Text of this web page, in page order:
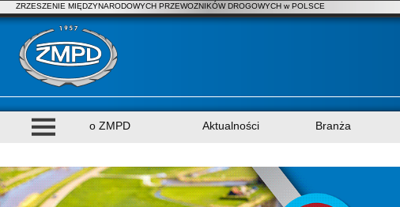
ZRZESZENIE MIĘDZYNARODOWYCH PRZEWOZNIKÓW DROGOWYCH w POLSCE
o ZMPD Aktualności Branża